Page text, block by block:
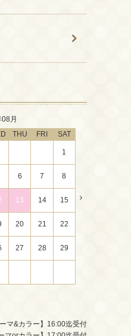
月
THU FRI SAT
1
6 7 8
13 14 15
20 21 22
27 28 29
マ&カラー】16:00迄受付